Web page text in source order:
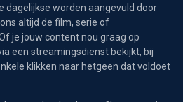
dagelijkse worden aangevuld door
altijd de film, serie of
je jouw content nou graag op
een streamingsdienst bekijkt, bij
klikken naar hetgeen dat voldoet